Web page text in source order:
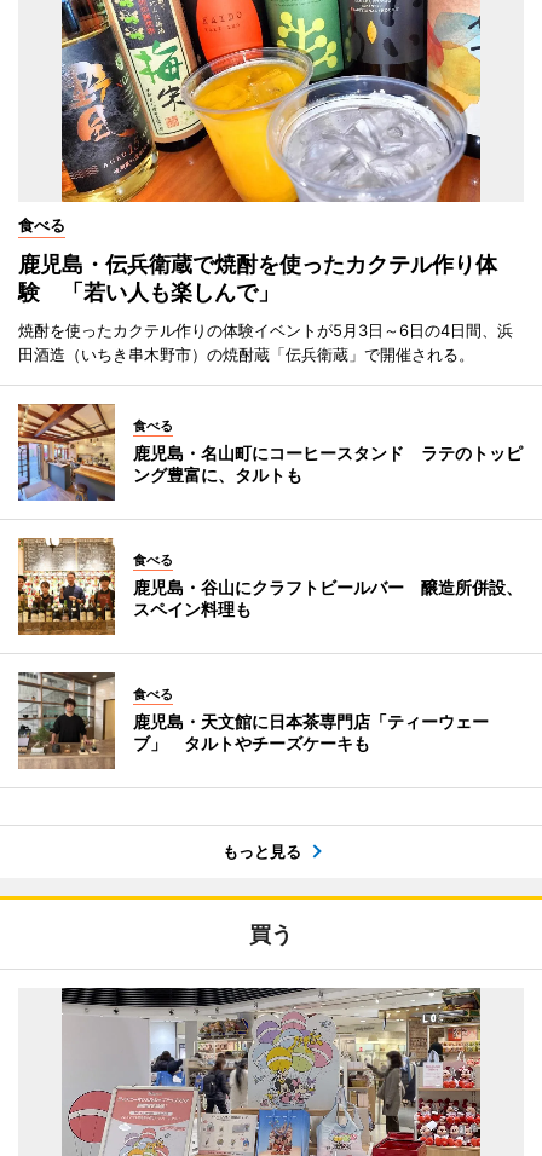
食べる
鹿児島・伝兵衛蔵で焼酎を使ったカクテル作り体
験 「若い人も楽しんで」
焼酎を使ったカクテル作りの体験イベントが5月3日～6日の4日間、浜
田酒造（いちき串木野市）の焼酎蔵「伝兵衛蔵」で開催される。
食べる
鹿児島・名山町にコーヒースタンド ラテのトッピ
ング豊富に、タルトも
食べる
鹿児島・谷山にクラフトビールバー 醸造所併設、
スペイン料理も
食べる
鹿児島・天文館に日本茶専門店「ティーウェー
ブ」 タルトやチーズケーキも
もっと見る
買う